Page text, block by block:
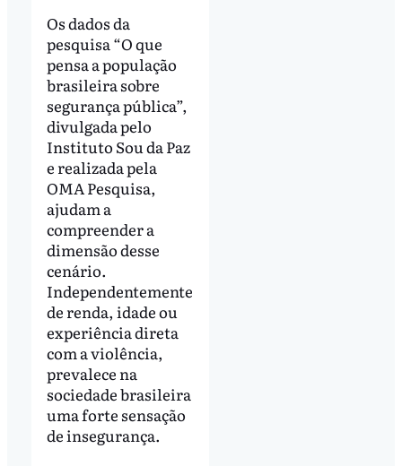
Os dados da
pesquisa “O que
pensa a população
brasileira sobre
segurança pública”,
divulgada pelo
Instituto Sou da Paz
e realizada pela
OMA Pesquisa,
ajudam a
compreender a
dimensão desse
cenário.
Independentemente
de renda, idade ou
experiência direta
com a violência,
prevalece na
sociedade brasileira
uma forte sensação
de insegurança.